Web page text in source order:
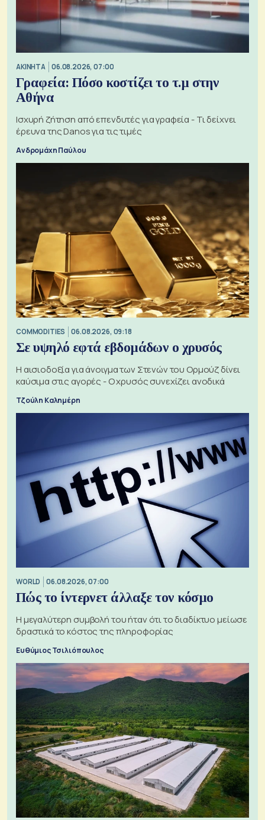
ΑΚΙΝΗΤΑ 06.08.2026, 07:00
Γραφεία: Πόσο κοστίζει το τ.μ στην
Αθήνα
Ισχυρή ζήτηση από επενδυτές για γραφεία - Τι δείχνει
έρευνα της Danos για τις τιμές
Ανδρομάχη Παύλου
COMMODITIES 06.08.2026, 09:18
Σε υψηλό εφτά εβδομάδων ο χρυσός
Η αισιοδοξία για άνοιγμα των Στενών του Ορμούζ δίνει
καύσιμα στις αγορές - Ο χρυσός συνεχίζει ανοδικά
Τζούλη Καλημέρη
WORLD 06.08.2026, 07:00
Πώς το ίντερνετ άλλαξε τον κόσμο
Η μεγαλύτερη συμβολή του ήταν ότι το διαδίκτυο μείωσε
δραστικά το κόστος της πληροφορίας
Ευθύμιος Τσιλιόπουλος